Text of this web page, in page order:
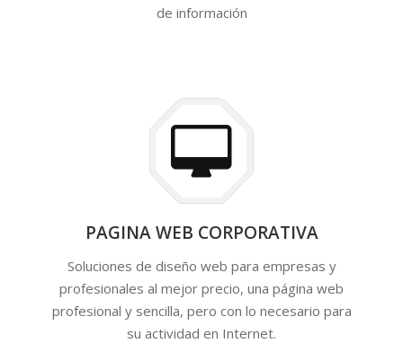
de información
PAGINA WEB CORPORATIVA
Soluciones de diseño web para empresas y
profesionales al mejor precio, una página web
profesional y sencilla, pero con lo necesario para
su actividad en Internet.